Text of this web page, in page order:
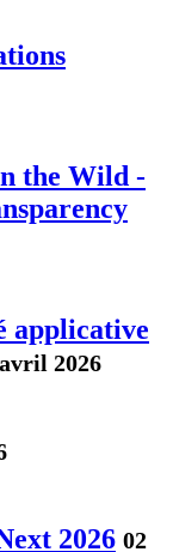
the Wild -
applicative
2026
2026 02